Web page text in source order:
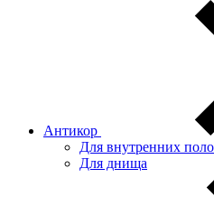
Антикор
Для внутренних
Для днища